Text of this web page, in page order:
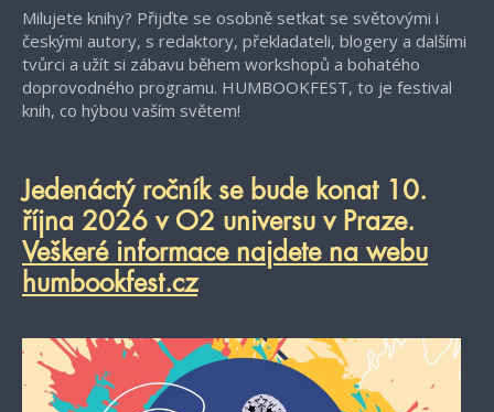
Milujete knihy? Přijďte se osobně setkat se světovými i
českými autory, s redaktory, překladateli, blogery a dalšími
tvůrci a užít si zábavu během workshopů a bohatého
doprovodného programu. HUMBOOKFEST, to je festival
knih, co hýbou vaším světem!
Jedenáctý ročník se bude konat 10.
října 2026 v O2 universu v Praze.
Veškeré informace najdete na webu
humbookfest.cz